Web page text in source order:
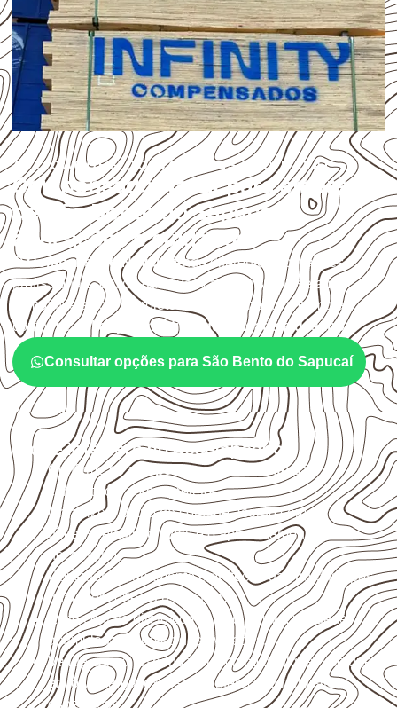
APLICAÇÕES DO COMPENSADO NAVAL
Compensado Naval para empresas
de São Bento do Sapucaí:
aplicações e cuidados
OCompensado Navalatende diferentes aplicações
profissionais, desde que suas características sejam
compatíveis com o projeto. A Infinity orienta a compra
conformeaplicação, medida, quantidade e destino.
Consultar opções para São Bento do Sapucaí
O que interfere no desempenho
Confirme se a espessura e o formatosão
compatíveis com o projeto.
Organize o plano de corte de acordo com as
dimensões disponíveis e o aproveitamento
necessário.
Considere acabamento e proteção das bordas após
qualquer corte ou usinagem.
Evite contato direto com o solo, chuva, umidade
acumulada e apoios desnivelados.
Valide com o responsável técnico qualquer uso que
envolva carga, exposição intensa ou requisitos
específicos.